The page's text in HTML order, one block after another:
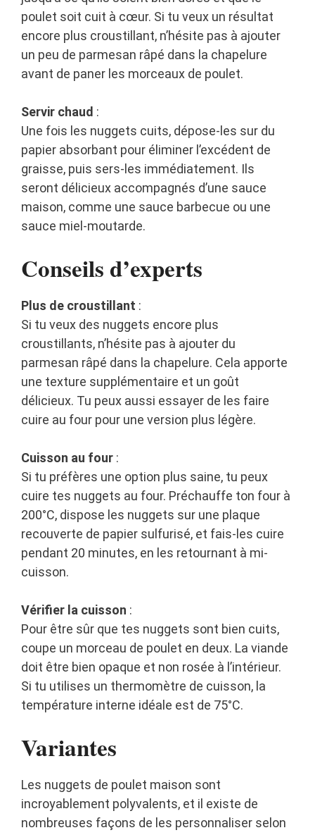
poulet soit cuit à cœur. Si tu veux un résultat
encore plus croustillant, n’hésite pas à ajouter
un peu de parmesan râpé dans la chapelure
avant de paner les morceaux de poulet.
Servir chaud :
Une fois les nuggets cuits, dépose-les sur du
papier absorbant pour éliminer l’excédent de
graisse, puis sers-les immédiatement. Ils
seront délicieux accompagnés d’une sauce
maison, comme une sauce barbecue ou une
sauce miel-moutarde.
Conseils d’experts
Plus de croustillant :
Si tu veux des nuggets encore plus
croustillants, n’hésite pas à ajouter du
parmesan râpé dans la chapelure. Cela apporte
une texture supplémentaire et un goût
délicieux. Tu peux aussi essayer de les faire
cuire au four pour une version plus légère.
Cuisson au four :
Si tu préfères une option plus saine, tu peux
cuire tes nuggets au four. Préchauffe ton four à
200°C, dispose les nuggets sur une plaque
recouverte de papier sulfurisé, et fais-les cuire
pendant 20 minutes, en les retournant à mi-
cuisson.
Vérifier la cuisson :
Pour être sûr que tes nuggets sont bien cuits,
coupe un morceau de poulet en deux. La viande
doit être bien opaque et non rosée à l’intérieur.
Si tu utilises un thermomètre de cuisson, la
température interne idéale est de 75°C.
Variantes
Les nuggets de poulet maison sont
incroyablement polyvalents, et il existe de
nombreuses façons de les personnaliser selon